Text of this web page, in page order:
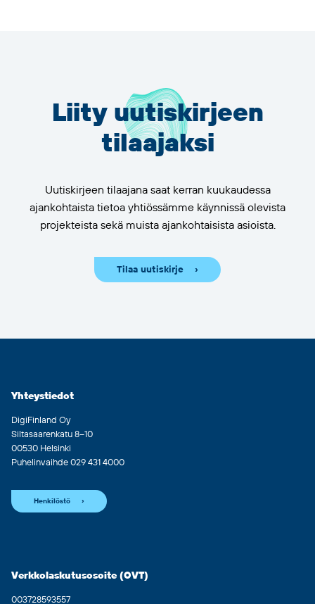
Liity uutiskirjeen
tilaajaksi
Uutiskirjeen tilaajana saat kerran kuukaudessa
ajankohtaista tietoa yhtiössämme käynnissä olevista
projekteista sekä muista ajankohtaisista asioista.
Tilaa uutiskirje
Yhteystiedot
DigiFinland Oy
Siltasaarenkatu 8–10
00530 Helsinki
Puhelinvaihde 029 431 4000
Henkilöstö
Verkkolaskutusosoite (OVT)
003728593557